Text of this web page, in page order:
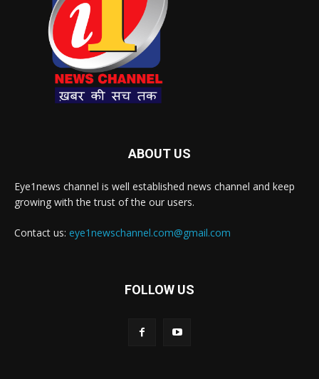
ABOUT US
Eye1news channel is well established news channel and keep
growing with the trust of the our users.
Contact us: eye1newschannel.com@gmail.com
FOLLOW US